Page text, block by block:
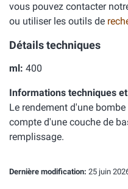
vous pouvez contacter
ou utiliser les outils de
Détails techniques
ml: 400
Informations techniques
Le rendement d'une
compte d'une couche de
remplissage.
Dernière modification: 25 juin